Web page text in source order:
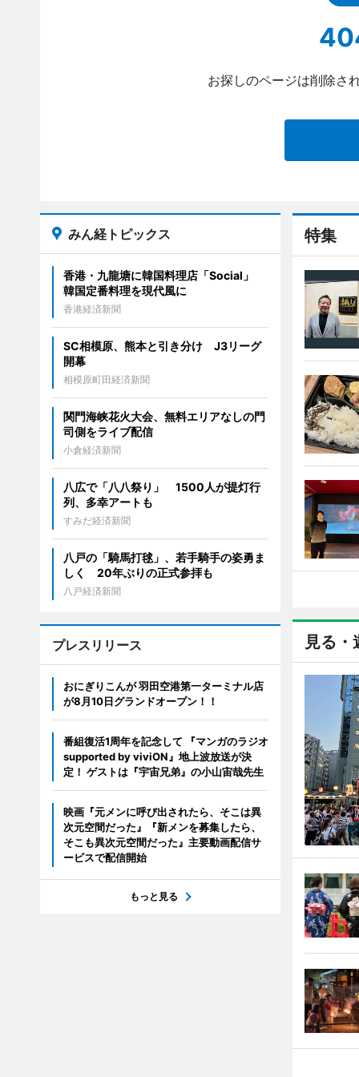
お探しのページは削除さ
特集
見る・
みん経トピックス
香港・九龍塘に韓国料理店「Social」
韓国定番料理を現代風に
香港経済新聞
SC相模原、熊本と引き分け J3リーグ
開幕
相模原町田経済新聞
関門海峡花火大会、無料エリアなしの門
司側をライブ配信
小倉経済新聞
八広で「八八祭り」 1500人が提灯行
列、多幸アートも
すみだ経済新聞
八戸の「騎馬打毬」、若手騎手の姿勇ま
しく 20年ぶりの正式参拝も
八戸経済新聞
プレスリリース
おにぎりこんが 羽田空港第一ターミナル店
が8月10日グランドオープン！！
番組復活1周年を記念して 『マンガのラジオ
supported by viviON』地上波放送が決
定！ ゲストは『宇宙兄弟』の小山宙哉先生
映画『元メンに呼び出されたら、そこは異
次元空間だった』『新メンを募集したら、
そこも異次元空間だった』主要動画配信サ
ービスで配信開始
もっと見る